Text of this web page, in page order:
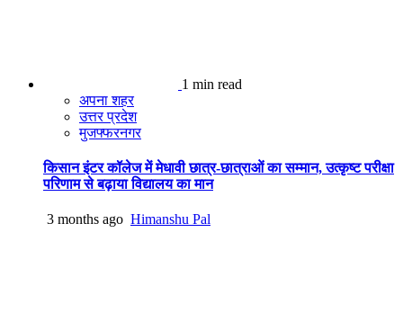
1 min read
अपना शहर
उत्तर प्रदेश
मुजफ्फरनगर
किसान इंटर कॉलेज में मेधावी छात्र-छात्राओं का सम्मान, उत्कृष्ट परीक्षा
परिणाम से बढ़ाया विद्यालय का मान
3 months ago Himanshu Pal